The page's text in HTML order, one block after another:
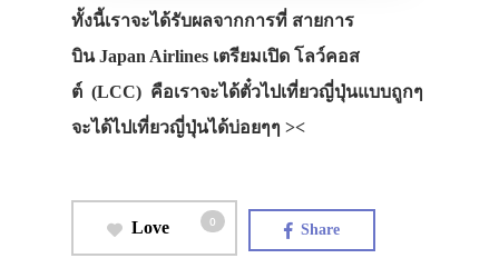
ทั้งนี้เราจะได้รับผลจากการที่ สายการ
บิน Japan Airlines เตรียมเปิด โลว์คอส
ต์ (LCC) คือเราจะได้ตั๋วไปเที่ยวญี่ปุ่นแบบถูกๆ
จะได้ไปเที่ยวญี่ปุ่นได้บ่อยๆๆ ><
Love 0 Share